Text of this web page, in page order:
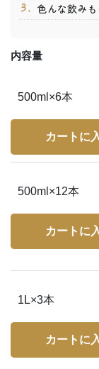
色んな飲み
内容量
500ml×6本
500ml×12本
1L×3本